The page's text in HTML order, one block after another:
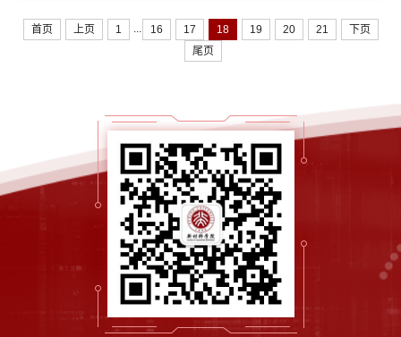
首页 上页 1 ... 16 17 18 19 20 21
下页
尾页